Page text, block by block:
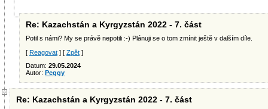
Re: Kazachstán a Kyrgyzstán 2022 - 7. část
Potil s námi? My se právě nepotili :-) Plánuji se o tom zmínit ještě v dalším díle.
[ Reagovat ] [ Zpět ]
Datum: 29.05.2024
Autor: Peggy
Re: Kazachstán a Kyrgyzstán 2022 - 7. část